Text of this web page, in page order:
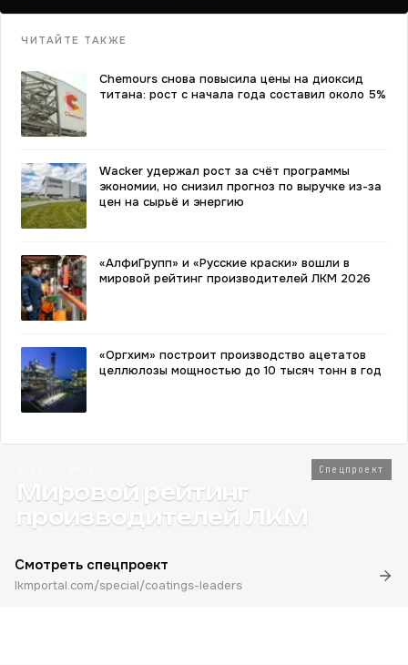
ЧИТАЙТЕ ТАКЖЕ
Chemours снова повысила цены на диоксид
титана: рост с начала года составил около 5%
Wacker удержал рост за счёт программы
экономии, но снизил прогноз по выручке из-за
цен на сырьё и энергию
«АлфиГрупп» и «Русские краски» вошли в
мировой рейтинг производителей ЛКМ 2026
«Оргхим» построит производство ацетатов
целлюлозы мощностью до 10 тысяч тонн в год
Спецпроект
Мировой рейтинг
производителей ЛКМ
Смотреть спецпроект
lkmportal.com/special/coatings-leaders